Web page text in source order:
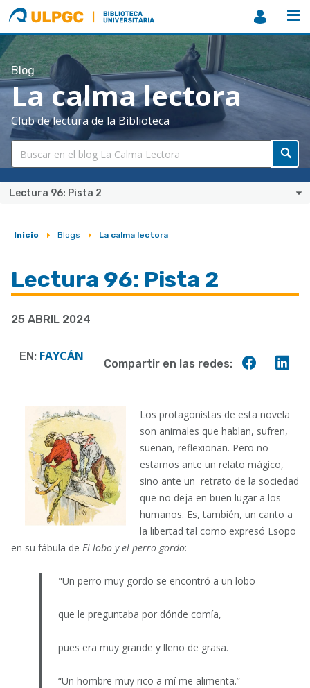
ULPGC
Biblioteca
ULPGC
Blog
La calma lectora
Club de lectura de la Biblioteca
Lectura 96: Pista 2
Sobrescribir
de
la
Inicio Blogs La calma lectora
Lectura 96: Pista 2
25 ABRIL 2024
Compartir en las redes:
EN: FAYCÁN
Los protagonistas de esta novela
son animales que hablan, sufren,
sueñan, reflexionan. Pero no
estamos ante un relato mágico,
sino ante un retrato de la sociedad
que no deja en buen lugar a los
humanos. Es, también, un canto a
la libertad tal como expresó Esopo
en su fábula de El lobo y el perro gordo:
"Un perro muy gordo se encontró a un lobo
que le preguntaba por dónde comía,
pues era muy grande y lleno de grasa.
“Un hombre muy rico a mí me alimenta.”